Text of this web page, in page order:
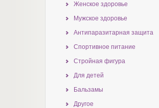
Женское здоровье
Мужское здоровье
Антипаразитарная защита
Спортивное питание
Стройная фигура
Для детей
Бальзамы
Другое